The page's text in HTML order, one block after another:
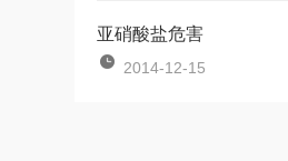
亚硝酸盐危害
2014-12-15